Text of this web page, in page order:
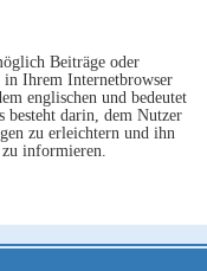
Beiträge oder
in Ihrem Internetbrowser
englischen und bedeutet
darin, dem Nutzer
zu erleichtern und ihn
informieren.